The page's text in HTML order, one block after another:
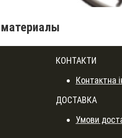
материалы
КОНТАКТИ
Контактна
ДОСТАВКА
Умови